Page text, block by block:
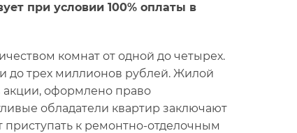
при условии 100% оплаты в
комнат от одной до четырех.
до трех миллионов рублей. Жилой
акции, оформлено право
обладатели квартир заключают
к ремонтно-отделочным